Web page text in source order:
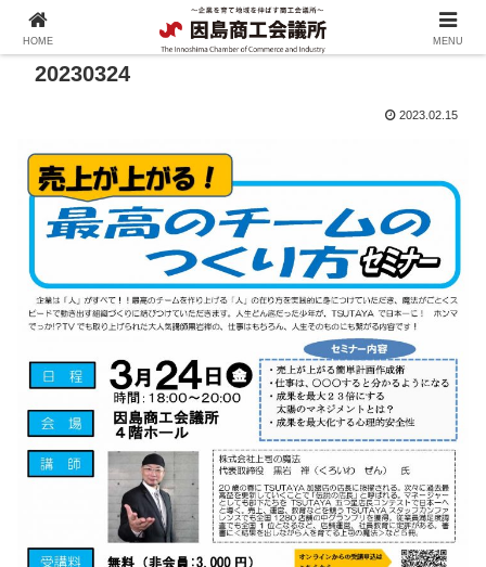
20230324
2023.02.15
HOME MENU